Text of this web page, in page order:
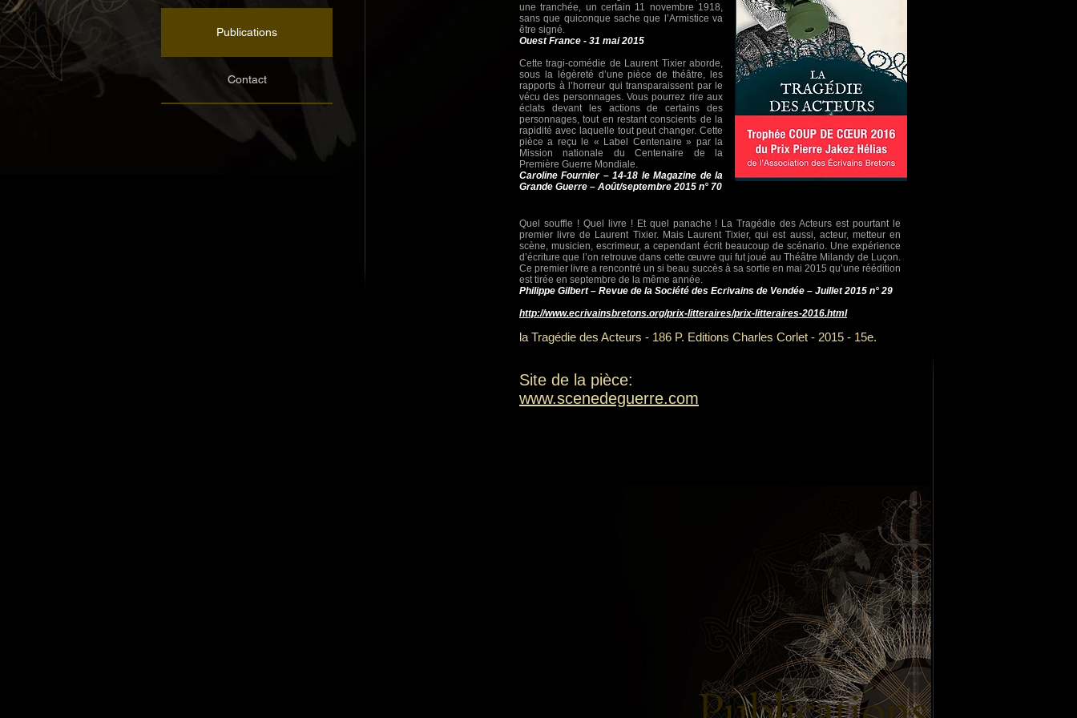
une tranchée, un certain 11 novembre 1918,
sans que quiconque sache que l’Armistice va
être signé.
Ouest France - 31 mai 2015
Cette tragi-comédie de Laurent Tixier aborde,
sous la légèreté d’une pièce de théâtre, les
rapports à l’horreur qui transparaissent par le
vécu des personnages. Vous pourrez rire aux
éclats devant les actions de certains des
personnages, tout en restant conscients de la
rapidité avec laquelle tout peut changer. Cette
pièce a reçu le « Label Centenaire » par la
Mission nationale du Centenaire de la
Première Guerre Mondiale.
Caroline Fournier – 14-18 le Magazine de la
Grande Guerre – Août/septembre 2015 n° 70
Quel souffle ! Quel livre ! Et quel panache ! La Tragédie des Acteurs est pourtant le
premier livre de Laurent Tixier. Mais Laurent Tixier, qui est aussi, acteur, metteur en
scène, musicien, escrimeur, a cependant écrit beaucoup de scénario. Une expérience
d’écriture que l’on retrouve dans cette œuvre qui fut joué au Théâtre Milandy de Luçon.
Ce premier livre a rencontré un si beau succès à sa sortie en mai 2015 qu’une réédition
est tirée en septembre de la même année.
Philippe Gilbert – Revue de la Société des Ecrivains de Vendée – Juillet 2015 n° 29
http://www.ecrivainsbretons.org/prix-litteraires/prix-litteraires-2016.html
la Tragédie des Acteurs - 186 P. Editions Charles Corlet - 2015 - 15e.
Site de la pièce:
www.scenedeguerre.com
Publications
Contact